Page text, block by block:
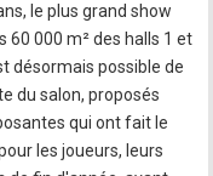
le plus grand show
60 000 m² des halls 1 et
désormais possible de
du salon, proposés
qui ont fait le
les joueurs, leurs